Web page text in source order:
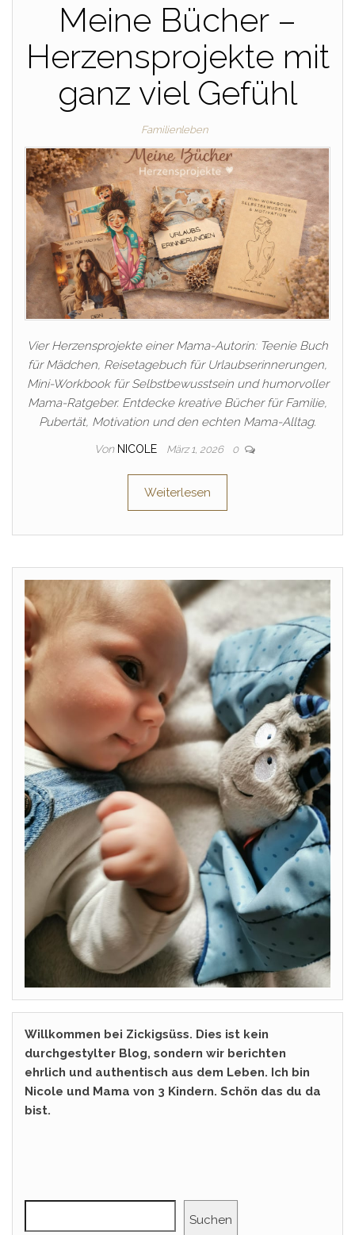
Meine Bücher –
Herzensprojekte mit
ganz viel Gefühl
Familienleben
Vier Herzensprojekte einer Mama-Autorin: Teenie Buch
für Mädchen, Reisetagebuch für Urlaubserinnerungen,
Mini-Workbook für Selbstbewusstsein und humorvoller
Mama-Ratgeber. Entdecke kreative Bücher für Familie,
Pubertät, Motivation und den echten Mama-Alltag.
Von NICOLE März 1, 2026 0
Weiterlesen
Willkommen bei Zickigsüss. Dies ist kein
durchgestylter Blog, sondern wir berichten
ehrlich und authentisch aus dem Leben. Ich bin
Nicole und Mama von 3 Kindern. Schön das du da
bist.
Suchen